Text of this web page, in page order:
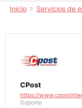
Inicio Servicios de
CPost
https://
Soporte